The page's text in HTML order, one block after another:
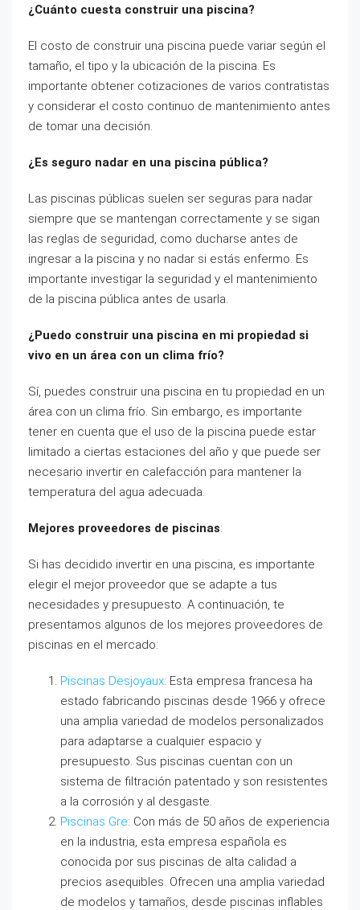
¿Cuánto cuesta construir una piscina?
El costo de construir una piscina puede variar según el
tamaño, el tipo y la ubicación de la piscina. Es
importante obtener cotizaciones de varios contratistas
y considerar el costo continuo de mantenimiento antes
de tomar una decisión.
¿Es seguro nadar en una piscina pública?
Las piscinas públicas suelen ser seguras para nadar
siempre que se mantengan correctamente y se sigan
las reglas de seguridad, como ducharse antes de
ingresar a la piscina y no nadar si estás enfermo. Es
importante investigar la seguridad y el mantenimiento
de la piscina pública antes de usarla.
¿Puedo construir una piscina en mi propiedad si
vivo en un área con un clima frío?
Sí, puedes construir una piscina en tu propiedad en un
área con un clima frío. Sin embargo, es importante
tener en cuenta que el uso de la piscina puede estar
limitado a ciertas estaciones del año y que puede ser
necesario invertir en calefacción para mantener la
temperatura del agua adecuada.
Mejores proveedores de piscinas:
Si has decidido invertir en una piscina, es importante
elegir el mejor proveedor que se adapte a tus
necesidades y presupuesto. A continuación, te
presentamos algunos de los mejores proveedores de
piscinas en el mercado:
Piscinas Desjoyaux: Esta empresa francesa ha
estado fabricando piscinas desde 1966 y ofrece
una amplia variedad de modelos personalizados
para adaptarse a cualquier espacio y
presupuesto. Sus piscinas cuentan con un
sistema de filtración patentado y son resistentes
a la corrosión y al desgaste.
Piscinas Gre: Con más de 50 años de experiencia
en la industria, esta empresa española es
conocida por sus piscinas de alta calidad a
precios asequibles. Ofrecen una amplia variedad
de modelos y tamaños, desde piscinas inflables